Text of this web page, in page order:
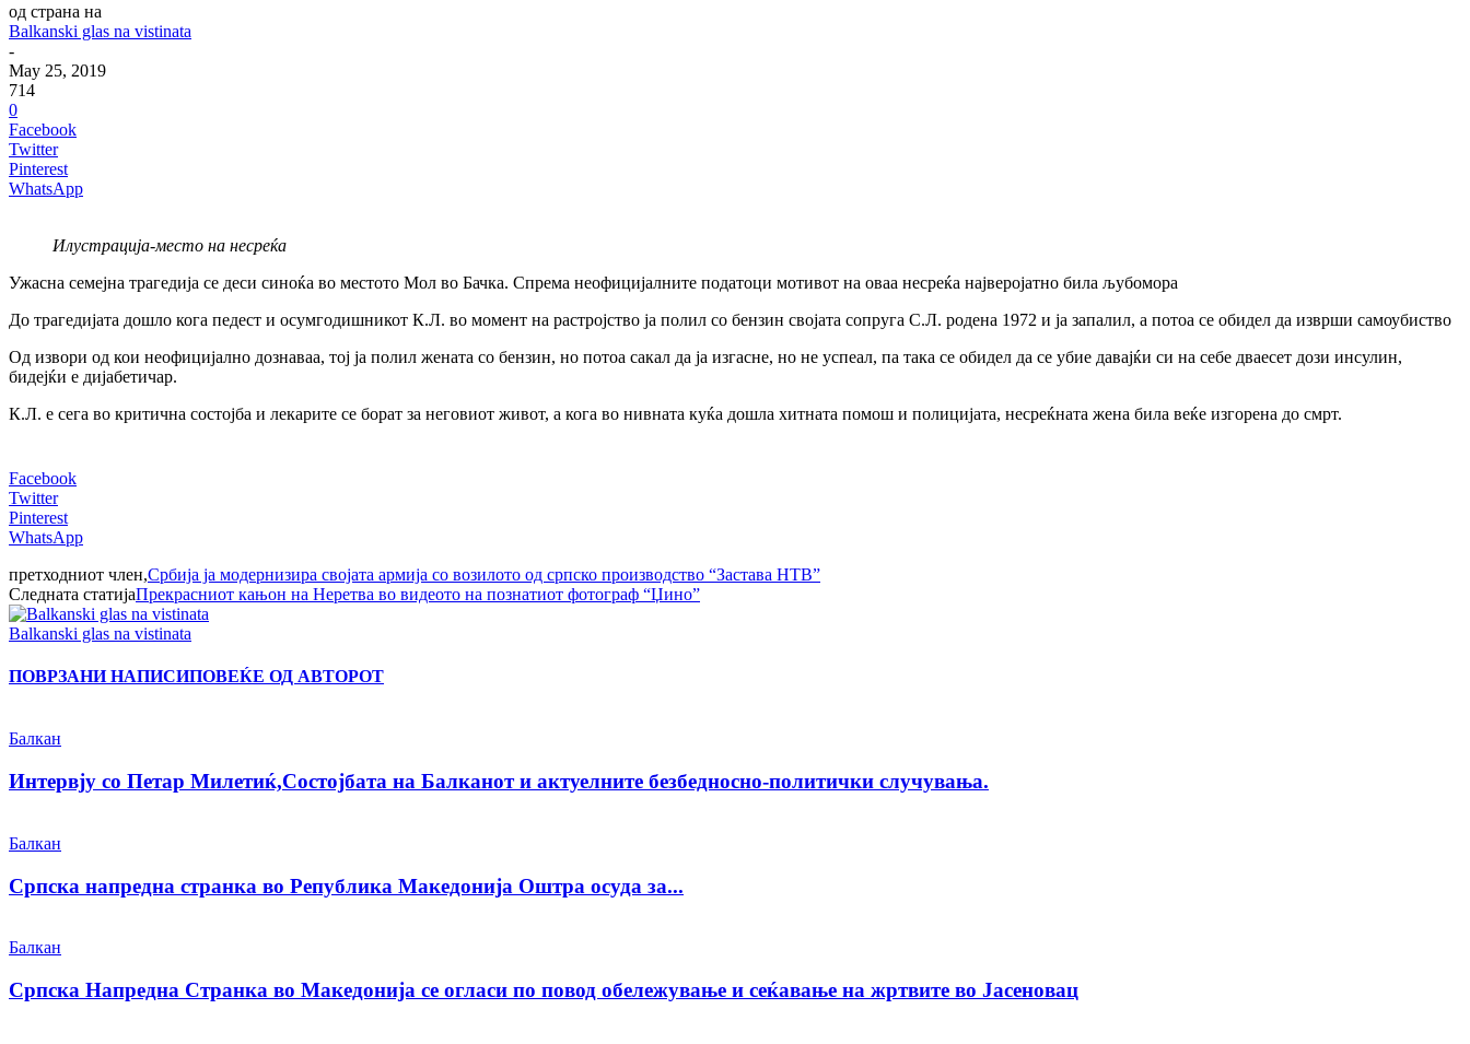
од страна на
Balkanski glas na vistinata
-
May 25, 2019
714
0
Facebook
Twitter
Pinterest
WhatsApp
Илустрација-место на несреќа
Ужасна семејна трагедија се деси синоќа во местото Мол во Бачка. Спрема неофицијалните податоци мотивот на оваа несреќа најверојатно била љубомора
До трагедијата дошло кога педест и осумгодишникот К.Л. во момент на растројство ја полил со бензин својата сопруга С.Л. родена 1972 и ја запалил, а потоа се обидел да изврши самоубиство
Од извори од кои неофицијално дознаваа, тој ја полил жената со бензин, но потоа сакал да ја изгасне, но не успеал, па така се обидел да се убие давајќи си на себе дваесет дози инсулин,
бидејќи е дијабетичар.
К.Л. е сега во критична состојба и лекарите се борат за неговиот живот, а кога во нивната куќа дошла хитната помош и полицијата, несреќната жена била веќе изгорена до смрт.
Facebook
Twitter
Pinterest
WhatsApp
претходниот член,Србија ја модернизира својата армија со возилото од српско производство “Застава НТВ”
Следната статијаПрекрасниот кањон на Неретва во видеото на познатиот фотограф “Џино”
Balkanski glas na vistinata
ПОВРЗАНИ НАПИСИПОВЕЌЕ ОД АВТОРОТ
Балкан
Интервју со Петар Милетиќ,Состојбата на Балканот и актуелните безбедносно-политички случувања.
Балкан
Српска напредна странка во Република Македонија Оштра осуда за...
Балкан
Српска Напредна Странка во Македонија се огласи по повод обележување и сеќавање на жртвите во Јасеновац